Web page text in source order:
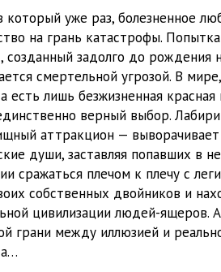
который уже раз, болезненное
на грань катастрофы.
созданный задолго до рождения
смертельной угрозой. В
есть лишь безжизненная
верный выбор.
аттракцион —
души, заставляя попавших в
сражаться плечом к плечу с
собственных двойников и
цивилизации людей-ящеров.
грани между иллюзией и